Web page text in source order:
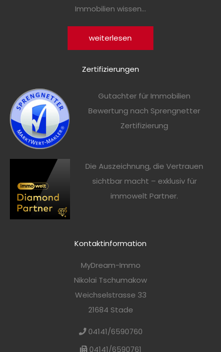
Immobilien wissen...
weiterlesen
Zertifizierungen
Gutachter für Immobilien
Bewertung nach Sprengnetter
Zertifizierung
Die Auszeichnung, die Vertrauen
sichtbar macht – exklusiv für
immowelt Partner.
Kontaktinformation
MyDream-Immo
Nikolai Tschumakow
Weichselstrasse 33
21684 Stade
04141/6590760
04141/6590761